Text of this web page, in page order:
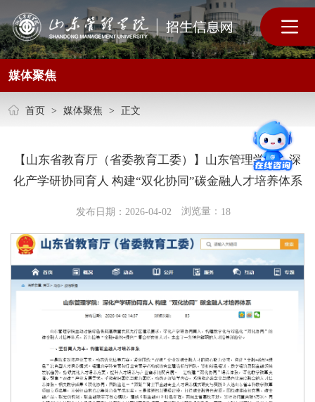
媒体聚焦
首页 > 媒体聚焦 > 正文
【山东省教育厅（省委教育工委）】山东管理学院：深
化产学研协同育人 构建“双化协同”碳金融人才培养体系
发布日期：2026-04-02 浏览量： 18